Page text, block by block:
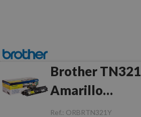
Brother TN321
Amarillo
Original
Ref.: ORBRTN321Y